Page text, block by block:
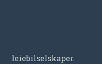
leiebilselskaper.